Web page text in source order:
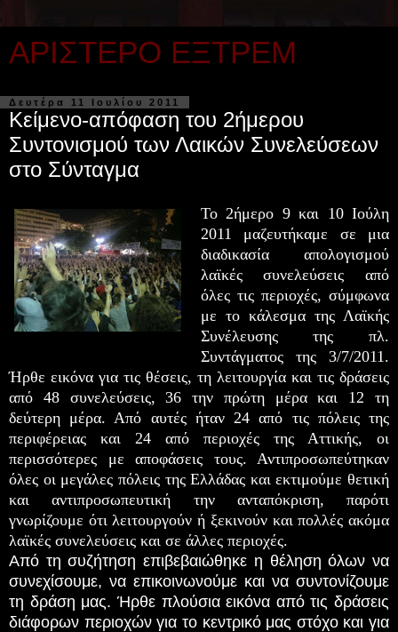
ΑΡΙΣΤΕΡΟ ΕΞΤΡΕΜ
Δευτέρα 11 Ιουλίου 2011
Κείμενο-απόφαση του 2ήμερου
Συντονισμού των Λαικών Συνελεύσεων
στο Σύνταγμα
Το 2ήμερο 9 και 10 Ιούλη
2011 μαζευτήκαμε σε μια
διαδικασία απολογισμού
λαϊκές συνελεύσεις από
όλες τις περιοχές, σύμφωνα
με το κάλεσμα της Λαϊκής
Συνέλευσης της πλ.
Συντάγματος της 3/7/2011.
Ήρθε εικόνα για τις θέσεις, τη λειτουργία και τις δράσεις
από 48 συνελεύσεις, 36 την πρώτη μέρα και 12 τη
δεύτερη μέρα. Από αυτές ήταν 24 από τις πόλεις της
περιφέρειας και 24 από περιοχές της Αττικής, οι
περισσότερες με αποφάσεις τους. Αντιπροσωπεύτηκαν
όλες οι μεγάλες πόλεις της Ελλάδας και εκτιμούμε θετική
και αντιπροσωπευτική την ανταπόκριση, παρότι
γνωρίζουμε ότι λειτουργούν ή ξεκινούν και πολλές ακόμα
λαϊκές συνελεύσεις και σε άλλες περιοχές.
Από τη συζήτηση επιβεβαιώθηκε η θέληση όλων να
συνεχίσουμε, να επικοινωνούμε και να συντονίζουμε
τη δράση μας. Ήρθε πλούσια εικόνα από τις δράσεις
διάφορων περιοχών για το κεντρικό μας στόχο και για